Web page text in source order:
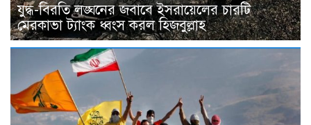
যুদ্ধ-বিরতি লঙ্ঘনের জবাবে ইসরায়েলের চারটি
মেরকাভা ট্যাংক ধ্বংস করল হিজবুল্লাহ